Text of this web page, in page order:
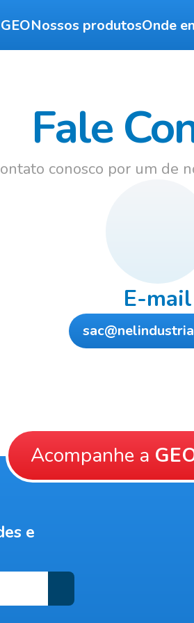
Nossos produtosOnde
Fale
conosco por um de
E-mail
Acompanhe a
e